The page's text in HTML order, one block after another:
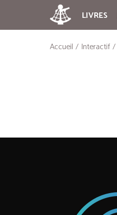
LIVRES
Accueil Interactif